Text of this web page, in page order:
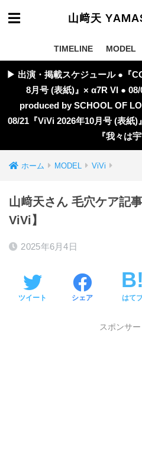
山﨑天
TIMELINE MODEL
▶︎ 出演・掲載スケジュール ●『
8月号 (表紙)』× α7R VI ●
produced by SCHOOL OF
08/21『ViVi 2026年10月号 (表紙
『我々は
ホーム MODEL ViVi
山﨑天さん 毛穴ケア記
ViVi】
2025年6月4日
ツイート シェア はて
スポンサ